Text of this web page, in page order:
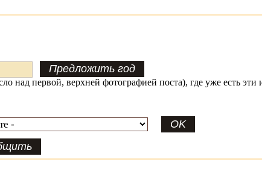
над первой, верхней фотографией поста), где уже есть эти